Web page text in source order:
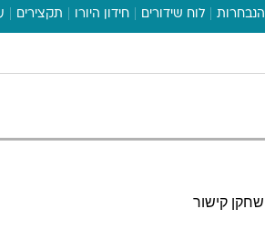
הנבחרות לוח שידורים חידון היורו תקצירים
שחקן קישור